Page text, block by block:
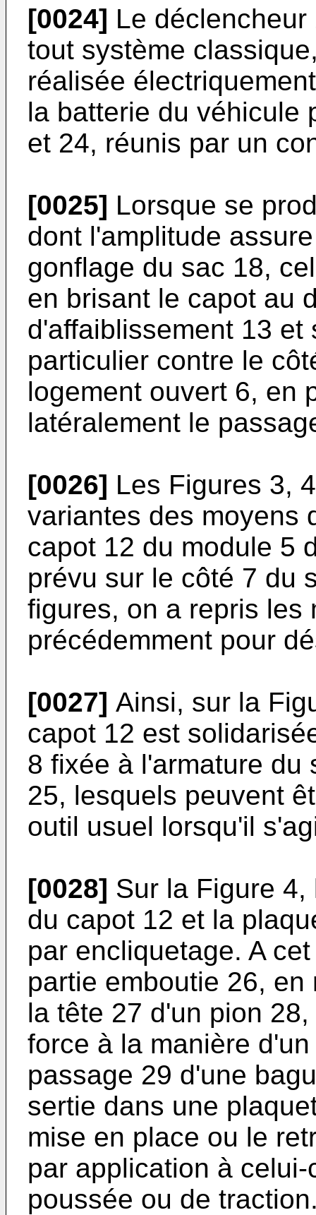
[0024] Le
tout système
réalisée
la batterie du véhicule
et 24, réunis par un
[0025] Lorsque se
dont l'amplitude
gonflage du sac 18,
en brisant le capot au
d'affaiblissement 13 et
particulier contre le
logement ouvert 6, en
latéralement le
[0026] Les Figures 3,
variantes des moyens
capot 12 du module 5
prévu sur le côté 7 du
figures, on a repris les
précédemment pour
[0027] Ainsi, sur la
capot 12 est
8 fixée à l'armature du
25, lesquels peuvent
outil usuel lorsqu'il
[0028] Sur la Figure
du capot 12 et la
par encliquetage. A
partie emboutie 26,
la tête 27 d'un pion
force à la manière
passage 29 d'une
sertie dans une
mise en place ou le
par application à
poussée ou de